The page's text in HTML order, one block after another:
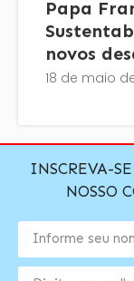
Papa
novos
18 de maio
INSCREVA-
NOSSO